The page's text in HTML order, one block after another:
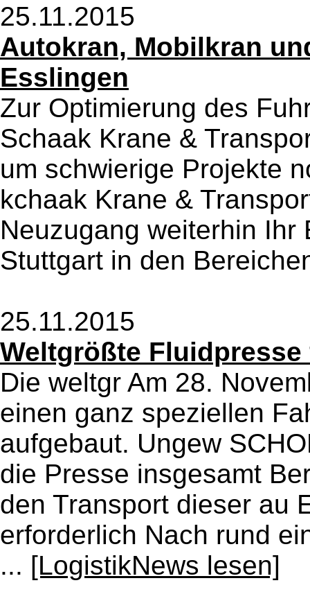
25.11.2015
Autokran, Mobilkran
Esslingen
Zur Optimierung des
Schaak Krane &
um schwierige Projekte
kchaak Krane &
Neuzugang weiterhin
Stuttgart in den
25.11.2015
Weltgrößte
Die weltgr Am 28.
einen ganz speziellen
aufgebaut. Ungew
die Presse insgesamt
den Transport dieser au
erforderlich Nach rund
... [LogistikNews lesen]